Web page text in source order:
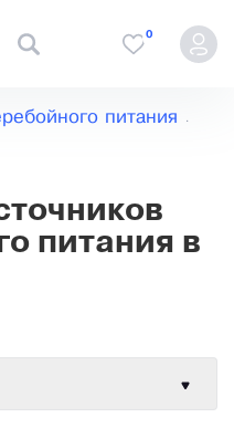
0
питания
питания в